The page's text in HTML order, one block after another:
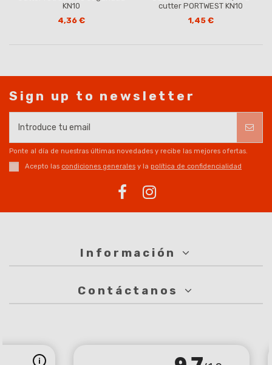
KN10
4,36 €
cutter PORTWEST KN10
1,45 €
Sign up to newsletter
Ponte al día de nuestras últimas novedades y recibe las mejores ofertas.
Acepto las condiciones generales y la política de confidencialidad
Información
Contáctanos